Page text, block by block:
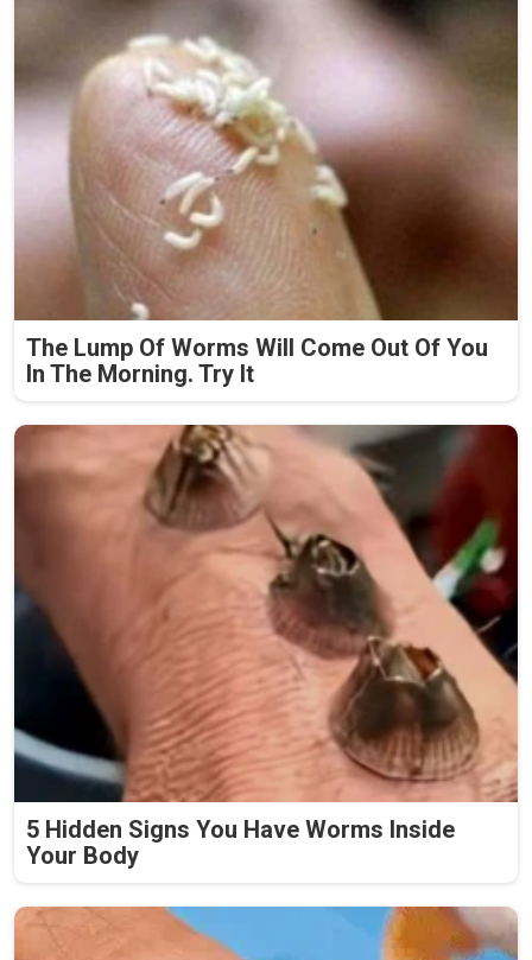
The Lump Of Worms Will Come Out Of You
In The Morning. Try It
5 Hidden Signs You Have Worms Inside
Your Body